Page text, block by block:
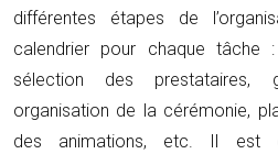
différentes étapes de
calendrier pour chaque tâche
sélection des prestataires,
organisation de la cérémonie,
des animations, etc. Il est